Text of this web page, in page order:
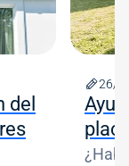
del
26/